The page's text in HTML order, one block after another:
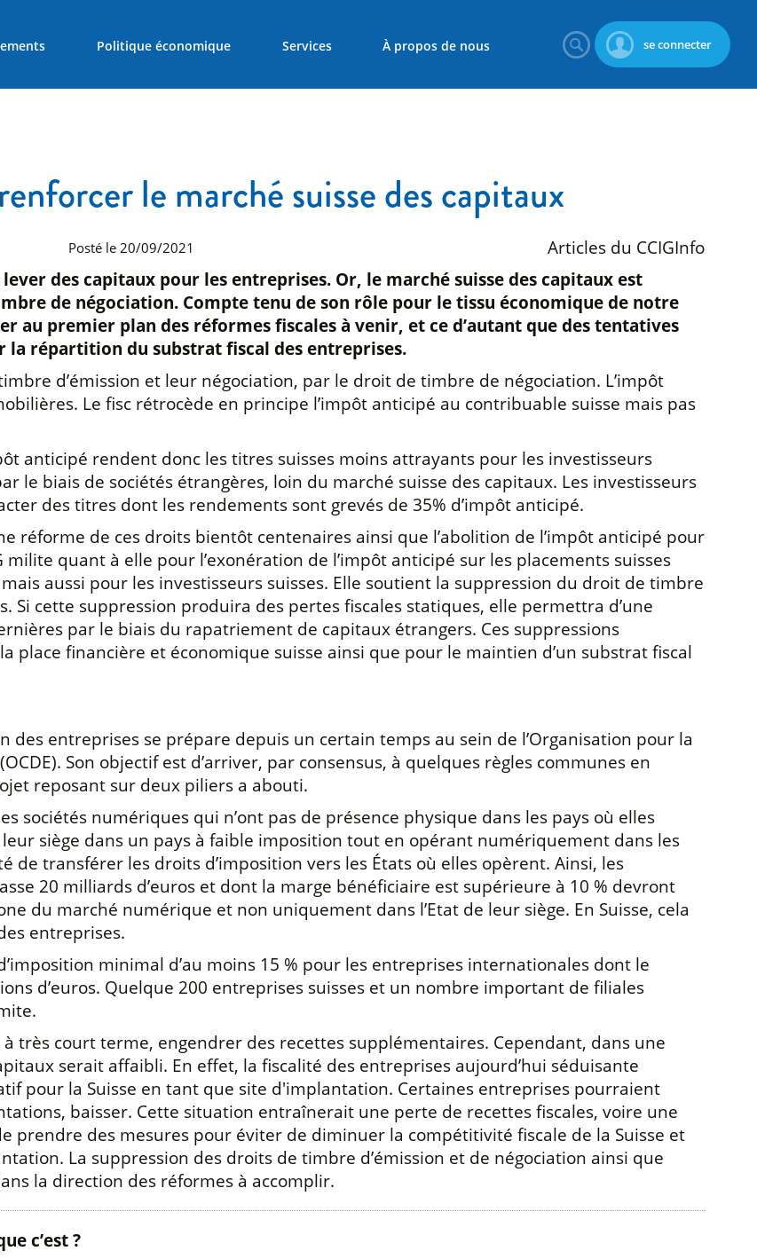
se connecter
Politique économique Services À propos de nous
le marché suisse des capitaux
Posté le 20/09/2021 Articles du CCIGInfo
des capitaux pour les entreprises. Or, le marché suisse des capitaux est
de négociation. Compte tenu de son rôle pour le tissu économique de notre
au premier plan des réformes fiscales à venir, et ce d’autant que des tentatives
répartition du substrat fiscal des entreprises.
d’émission et leur négociation, par le droit de timbre de négociation. L’impôt
Le fisc rétrocède en principe l’impôt anticipé au contribuable suisse mais pas
anticipé rendent donc les titres suisses moins attrayants pour les investisseurs
le biais de sociétés étrangères, loin du marché suisse des capitaux. Les investisseurs
des titres dont les rendements sont grevés de 35% d’impôt anticipé.
réforme de ces droits bientôt centenaires ainsi que l’abolition de l’impôt anticipé pour
milite quant à elle pour l’exonération de l’impôt anticipé sur les placements suisses
aussi pour les investisseurs suisses. Elle soutient la suppression du droit de timbre
Si cette suppression produira des pertes fiscales statiques, elle permettra d’une
par le biais du rapatriement de capitaux étrangers. Ces suppressions
place financière et économique suisse ainsi que pour le maintien d’un substrat fiscal
entreprises se prépare depuis un certain temps au sein de l’Organisation pour la
Son objectif est d’arriver, par consensus, à quelques règles communes en
reposant sur deux piliers a abouti.
sociétés numériques qui n’ont pas de présence physique dans les pays où elles
siège dans un pays à faible imposition tout en opérant numériquement dans les
transférer les droits d’imposition vers les États où elles opèrent. Ainsi, les
20 milliards d’euros et dont la marge bénéficiaire est supérieure à 10 % devront
du marché numérique et non uniquement dans l’Etat de leur siège. En Suisse, cela
entreprises.
minimal d’au moins 15 % pour les entreprises internationales dont le
d’euros. Quelque 200 entreprises suisses et un nombre important de filiales
très court terme, engendrer des recettes supplémentaires. Cependant, dans une
serait affaibli. En effet, la fiscalité des entreprises aujourd’hui séduisante
pour la Suisse en tant que site d'implantation. Certaines entreprises pourraient
baisser. Cette situation entraînerait une perte de recettes fiscales, voire une
prendre des mesures pour éviter de diminuer la compétitivité fiscale de la Suisse et
La suppression des droits de timbre d’émission et de négociation ainsi que
la direction des réformes à accomplir.
c’est ?